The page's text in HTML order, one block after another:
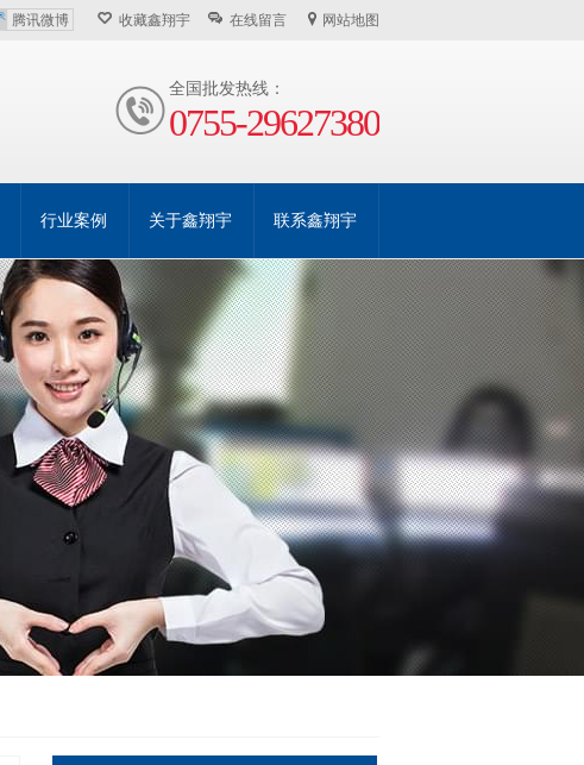
腾讯微博 收藏鑫翔宇 在线留言 网站地图
全国批发热线：
0755-29627380
行业案例 关于鑫翔宇 联系鑫翔宇